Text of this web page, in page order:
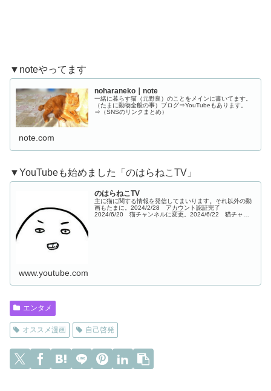
▼noteやってます
noharaneko｜note
一緒に暮らす猫（元野良）のことをメインに書いてます。
（たまに動物全般の事）ブログ⇒YouTubeもあります。
⇒（SNSのリンクまとめ）
note.com
▼YouTubeも始めました「のはらねこTV」
のはらねこTV
主に猫に関する情報を発信してまいります。それ以外の動
画もたまに。2024/2/28 アカウント認証完了
2024/6/20 猫チャンネルに変更。2024/6/22 猫チャン
www.youtube.com
エンタメ
オススメ漫画 自己啓発